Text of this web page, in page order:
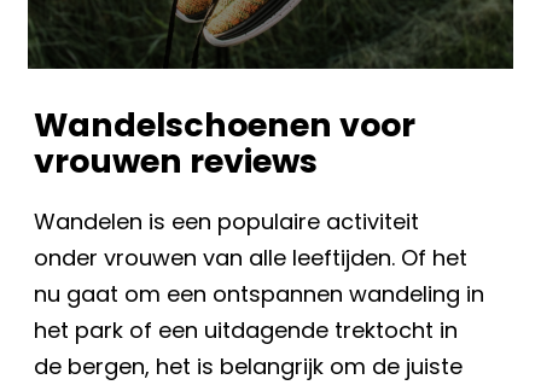
Wandelschoenen voor
vrouwen reviews
Wandelen is een populaire activiteit
onder vrouwen van alle leeftijden. Of het
nu gaat om een ontspannen wandeling in
het park of een uitdagende trektocht in
de bergen, het is belangrijk om de juiste